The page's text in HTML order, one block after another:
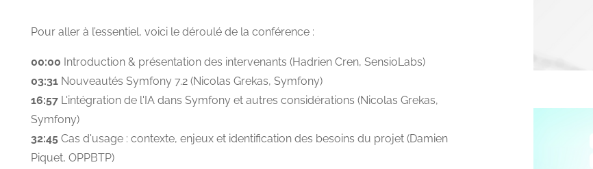
Pour aller à l’essentiel, voici le déroulé de la conférence :
00:00 Introduction & présentation des intervenants (Hadrien Cren, SensioLabs)
03:31 Nouveautés Symfony 7.2 (Nicolas Grekas, Symfony)
16:57 L'intégration de l'IA dans Symfony et autres considérations (Nicolas Grekas,
Symfony)
32:45 Cas d'usage : contexte, enjeux et identification des besoins du projet (Damien
Piquet, OPPBTP)